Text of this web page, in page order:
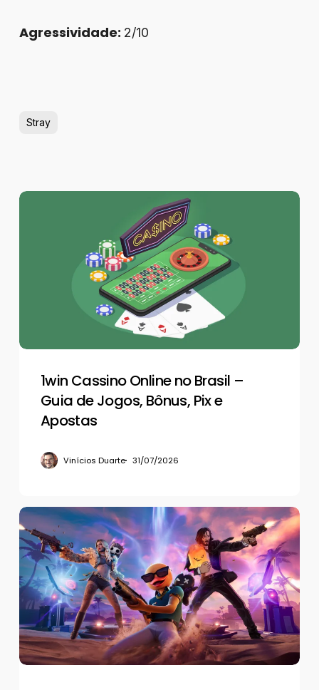
Agressividade: 2/10
Stray
1win
Jogos,
Apostas
1win Cassino Online no Brasil –
Guia de Jogos, Bônus, Pix e
Apostas
Vinícios Duarte 31/07/2026
Por
que
tantos
jogadores
compram
contas
de
Fortnite
em